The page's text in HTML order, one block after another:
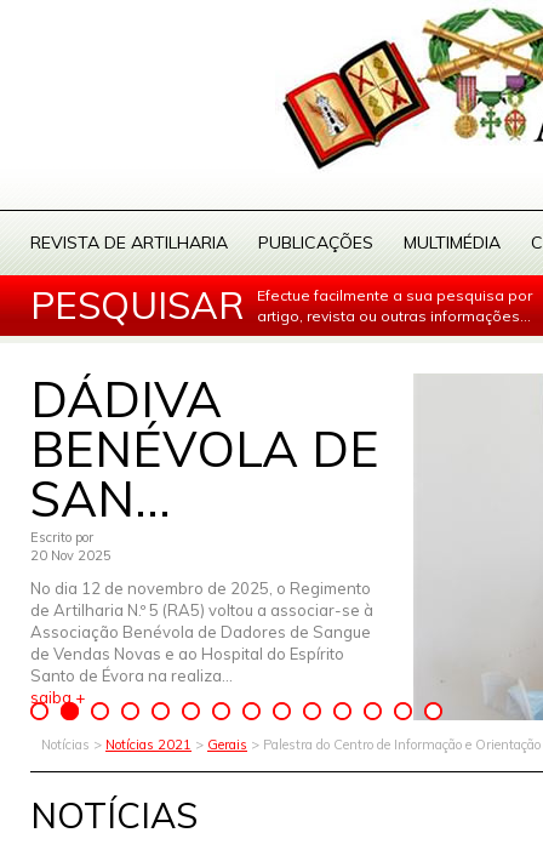
REVISTA DE ARTILHARIA PUBLICAÇÕES MULTIMÉDIA
PESQUISAR
Efectue facilmente a sua pesquisa por
artigo, revista ou outras informações...
DÁDIVA
BENÉVOLA DE
SAN...
Escrito por
20 Nov 2025
No dia 12 de novembro de 2025, o Regimento
de Artilharia N.º 5 (RA5) voltou a associar-se à
Associação Benévola de Dadores de Sangue
de Vendas Novas e ao Hospital do Espírito
Santo de Évora na realiza...
saiba +
Notícias > Notícias 2021 > Gerais > Palestra do Centro de Informação e
NOTÍCIAS